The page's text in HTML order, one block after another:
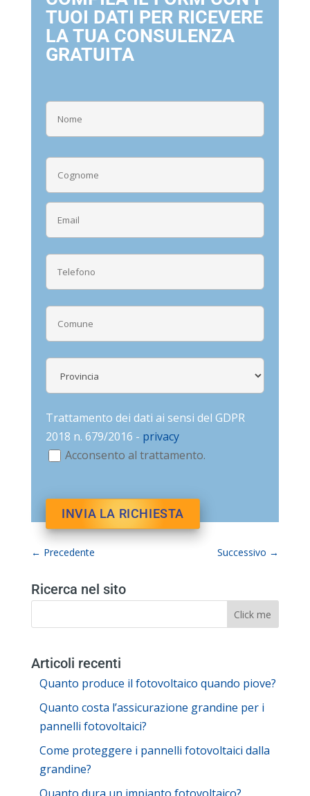
TUOI DATI PER RICEVERE
LA TUA CONSULENZA
GRATUITA
Trattamento dei dati ai sensi del GDPR
2018 n. 679/2016 - privacy
Acconsento al trattamento.
← Precedente Successivo →
Ricerca nel sito
Articoli recenti
Quanto produce il fotovoltaico quando piove?
Quanto costa l’assicurazione grandine per i
pannelli fotovoltaici?
Come proteggere i pannelli fotovoltaici dalla
grandine?